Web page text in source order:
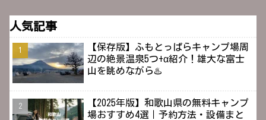
人気記事
【保存版】ふもとっぱらキャンプ場周
辺の絶景温泉5つ+α紹介！雄大な富士
山を眺めながら♨️
【2025年版】和歌山県の無料キャンプ
場おすすめ4選｜予約方法・設備まと